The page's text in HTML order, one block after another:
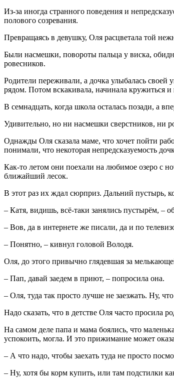
Из-за иногда странного поведения и
полового созревания.
Превращаясь в девушку, Оля расцветала той
Были насмешки, повороты пальца у виска,
ровесников.
Родители переживали, а дочка улыбалась
рядом. Потом вскакивала, начинала кружиться
В семнадцать, когда школа осталась позади, а
Удивительно, но ни насмешки сверстников, ни
Однажды Оля сказала маме, что хочет пойти
понимали, что некоторая непредсказуемость
Как-то летом они поехали на любимое озеро с
ближайший лесок.
В этот раз их ждал сюрприз. Дальний пустырь,
– Катя, видишь, всё-таки занялись пустырём, –
– Вов, да в интернете же писали, да и по
– Понятно, – кивнул головой Володя.
Оля, до этого привычно глядевшая за
– Пап, давай заедем в приют, – попросила она.
– Оля, туда так просто лучше не заезжать. Ну,
Надо сказать, что в детстве Оля часто просила
На самом деле папа и мама боялись, что
успокоить, могла. И это прижимание может
– А что надо, чтобы заехать туда не просто
– Ну, хотя бы корм купить, или там подстилки